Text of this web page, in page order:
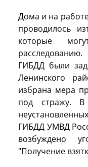
Дома и на
проводилось
которые
ГИБДД были
Ленинского
избрана мера
под стражу.
ГИБДД УМВД
возбуждено
"Получение